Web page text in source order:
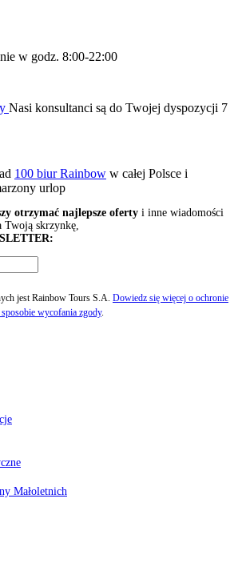
w godz. 8:00-22:00
Nasi konsultanci są do Twojej dyspozycji 7
100 biur Rainbow w całej Polsce i
urlop
otrzymać najlepsze oferty i inne wiadomości
skrzynkę,
jest Rainbow Tours S.A. Dowiedz się więcej o ochronie
wycofania zgody.
Małoletnich